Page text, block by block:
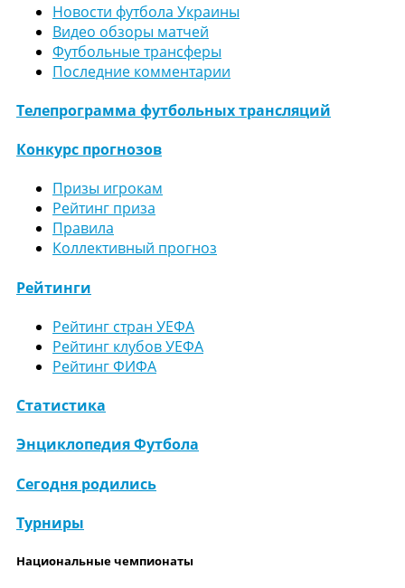
Новости футбола Украины
Видео обзоры матчей
Футбольные трансферы
Последние комментарии
Телепрограмма футбольных трансляций
Конкурс прогнозов
Призы игрокам
Рейтинг приза
Правила
Коллективный прогноз
Рейтинги
Рейтинг стран УЕФА
Рейтинг клубов УЕФА
Рейтинг ФИФА
Статистика
Энциклопедия Футбола
Сегодня родились
Турниры
Национальные чемпионаты